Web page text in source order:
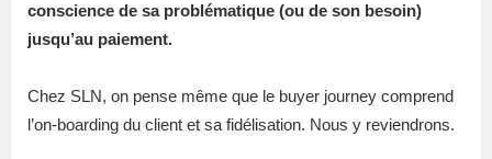
conscience de sa problématique (ou de son besoin)
jusqu’au paiement.
Chez SLN, on pense même que le buyer journey comprend
l’on-boarding du client et sa fidélisation. Nous y reviendrons.